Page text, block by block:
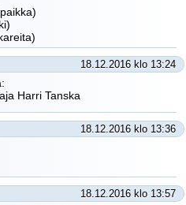
18.12.2016 klo 13:24
Harri Tanska
18.12.2016 klo 13:36
18.12.2016 klo 13:57